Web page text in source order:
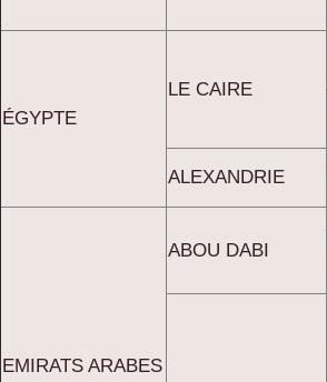
ÉGYPTE
LE CAIRE
ALEXANDRIE
EMIRATS ARABES
ABOU DABI